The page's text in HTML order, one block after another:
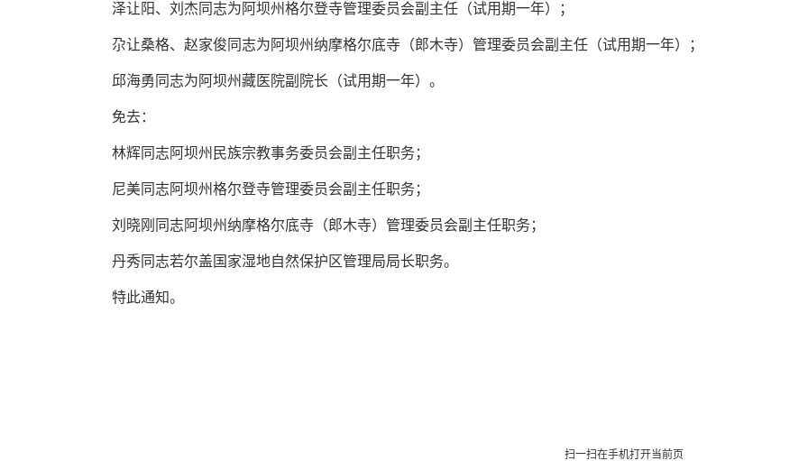
泽让阳、刘杰同志为阿坝州格尔登寺管理委员会副主任（试用期一年）；
尕让桑格、赵家俊同志为阿坝州纳摩格尔底寺（郎木寺）管理委员会副主任（试用期一年）；
邱海勇同志为阿坝州藏医院副院长（试用期一年）。
免去：
林辉同志阿坝州民族宗教事务委员会副主任职务；
尼美同志阿坝州格尔登寺管理委员会副主任职务；
刘晓刚同志阿坝州纳摩格尔底寺（郎木寺）管理委员会副主任职务；
丹秀同志若尔盖国家湿地自然保护区管理局局长职务。
特此通知。
扫一扫在手机打开当前页